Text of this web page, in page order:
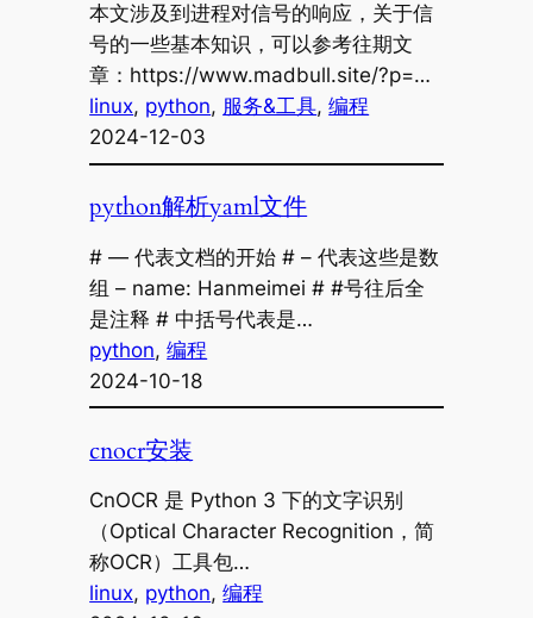
本文涉及到进程对信号的响应，关于信
号的一些基本知识，可以参考往期文
章：https://www.madbull.site/?p=…
linux, python, 服务&工具, 编程
2024-12-03
python解析yaml文件
# — 代表文档的开始 # – 代表这些是数
组 – name: Hanmeimei # #号往后全
是注释 # 中括号代表是…
python, 编程
2024-10-18
cnocr安装
CnOCR 是 Python 3 下的文字识别
（Optical Character Recognition，简
称OCR）工具包…
linux, python, 编程